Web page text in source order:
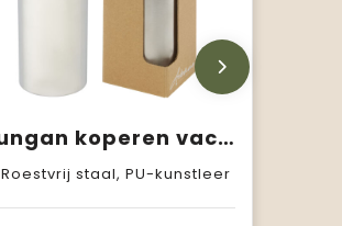
Ljungan koperen vacuüm geïsoleerde roestvrijstalen fles van 500 ml met PU leren band en deksel
Roestvrij staal, PU-kunstleer